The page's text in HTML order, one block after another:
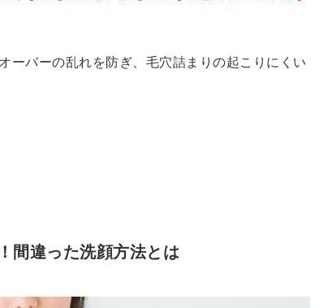
ーバーの乱れを防ぎ、毛穴詰まりの起こりにくい
間違った洗顔方法とは